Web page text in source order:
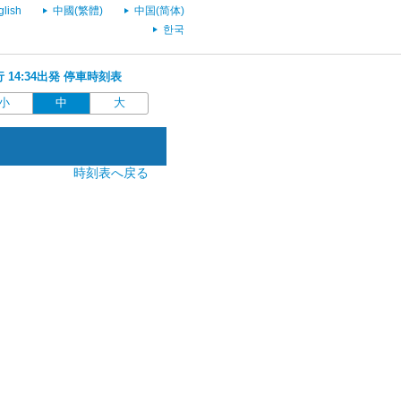
中國(繁體)
中国(简体)
한국
14:34出発 停車時刻表
中 大
時刻表へ戻る